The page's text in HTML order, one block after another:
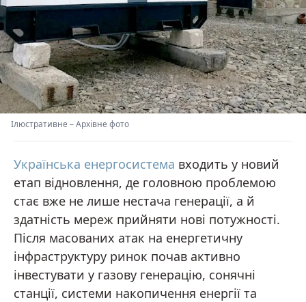
Ілюстративне –Архівне фото
Українська енергосистема входить у новий
етап відновлення, де головною проблемою
стає вже не лише нестача генерації, а й
здатність мереж прийняти нові потужності.
Після масованих атак на енергетичну
інфраструктуру ринок почав активно
інвестувати у газову генерацію, сонячні
станції, системи накопичення енергії та